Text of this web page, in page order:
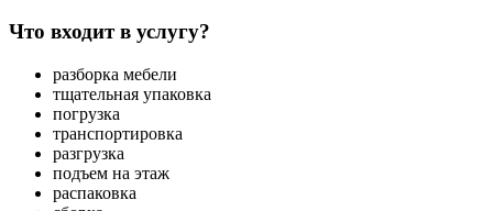
Что входит в услугу?
разборка мебели
тщательная упаковка
погрузка
транспортировка
разгрузка
подъем на этаж
распаковка